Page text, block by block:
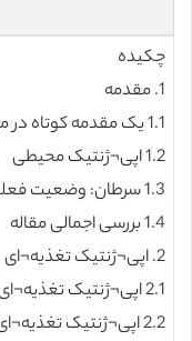
چکیده
1. مقدمه
1.1 یک مقدمه کوتاه در مورد اپی¬ژنتیک
1.2 اپی¬ژنتیک محیطی
1.3 سرطان: وضعیت فعلی و چشم انداز آینده
1.4 بررسی اجمالی مقاله
2. اپی¬ژنتیک تغذیه¬ای
2.1 اپی¬ژنتیک تغذیه¬ای در سلامت و بیماری
2.2 اپی¬ژنتیک تغذیه¬ای و سرطان